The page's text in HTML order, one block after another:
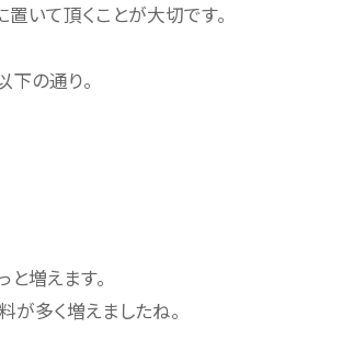
いて頂くことが大切です。
の通り。
増えます。
多く増えましたね。